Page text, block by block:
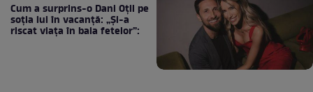
Cum a surprins-o Dani Oțil pe
soția lui în vacanță: „Și-a
riscat viața în baia fetelor”: